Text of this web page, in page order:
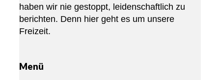
haben wir nie gestoppt, leidenschaftlich zu
berichten. Denn hier geht es um unsere
Freizeit.
Menü